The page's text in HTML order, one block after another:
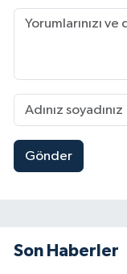
Gönder
Son Haberler